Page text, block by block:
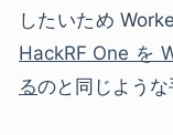
したいため
HackRF One を
るのと同じような